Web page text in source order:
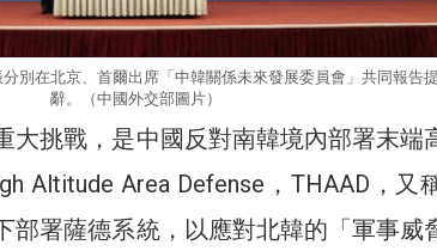
別在北京、首爾出席「中韓關係未來發展委員會」共同報告
辭。（中國外交部圖片）
大挑戰，是中國反對南韓境內部署末端
Altitude Area Defense，THAAD，又
部署薩德系統，以應對北韓的「軍事威